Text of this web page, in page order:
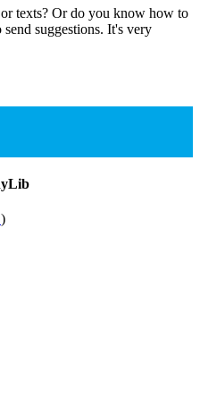
texts? Or do you know how to
suggestions. It's very
)